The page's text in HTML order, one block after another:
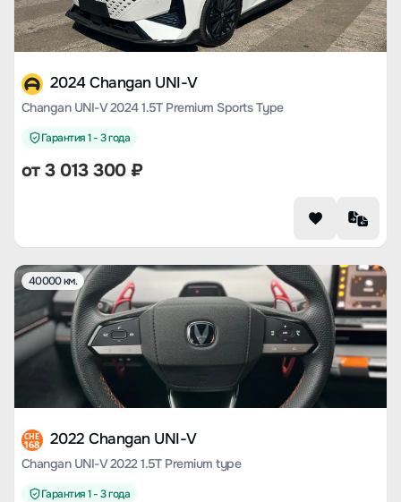
2024 Changan UNI-V
Changan UNI-V 2024 1.5T Premium Sports Type
Гарантия 1 - 3 года
от3 013 300₽
40000 км.
CHE
168 2022 Changan UNI-V
Changan UNI-V 2022 1.5T Premium type
Гарантия 1 - 3 года